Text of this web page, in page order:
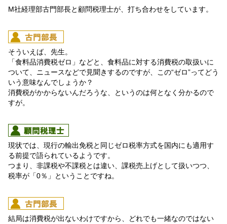
M社経理部古門部長と顧問税理士が、打ち合わせをしています。
そういえば、先生。
「食料品消費税ゼロ」などと、食料品に対する消費税の取扱いに
ついて、ニュースなどで見聞きするのですが、この“ゼロ”ってどう
いう意味なんでしょうか？
消費税がかからないんだろうな、というのは何となく分かるので
すが。
現状では、現行の輸出免税と同じゼロ税率方式を国内にも適用す
る前提で語られているようです。
つまり、非課税や不課税とは違い、課税売上げとして扱いつつ、
税率が「0％」ということですね。
結局は消費税が出ないわけですから、どれでも一緒なのではない